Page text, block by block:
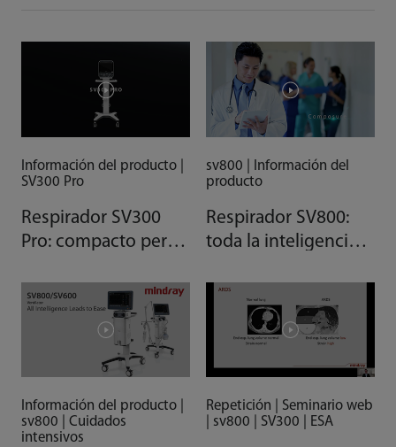
Información del producto |
SV300 Pro
Respirador SV300
Pro: compacto pero
sv800 | Información del
producto
Respirador SV800:
toda la inteligencia
facilidad
Información del producto |
sv800 | Cuidados
intensivos
Repetición | Seminario web
| sv800 | SV300 | ESA